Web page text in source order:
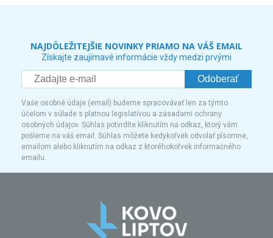
NAJDÔLEŽITEJŠIE NOVINKY PRIAMO NA VÁŠ EMAIL
Získajte zaujímavé informácie vždy medzi prvými
Odoberať
Vaše osobné údaje (email) budeme spracovávať len za týmto
účelom v súlade s platnou legislatívou a zásadami ochrany
osobných údajov. Súhlas potvrdíte kliknutím na odkaz, ktorý vám
pošleme na váš email. Súhlas môžete kedykoľvek odvolať písomne,
emailom alebo kliknutím na odkaz z ktoréhokoľvek informačného
emailu.